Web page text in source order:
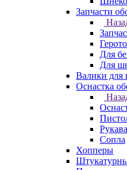
Запчасти
Для
Для
Валики для
Оснастка
Рукава
Сопла
Хопперы